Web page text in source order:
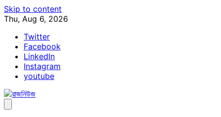
Skip to content
Thu, Aug 6, 2026
Twitter
Facebook
LinkedIn
Instagram
youtube